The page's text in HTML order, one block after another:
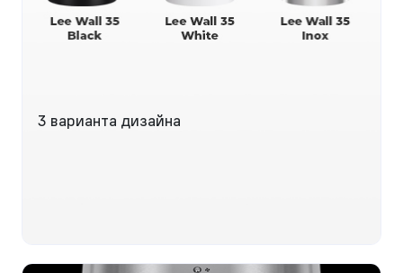
3 варианта дизайна